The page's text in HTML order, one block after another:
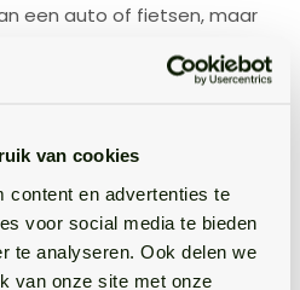
van cookies
content en advertenties te
voor social media te bieden
te analyseren. Ook delen we
van onze site met onze
een auto of fietsen, maar
te realiseren. Dit
geschikt voor bijvoorbeeld
van een familielid aan
zelfstandige woonruimte.